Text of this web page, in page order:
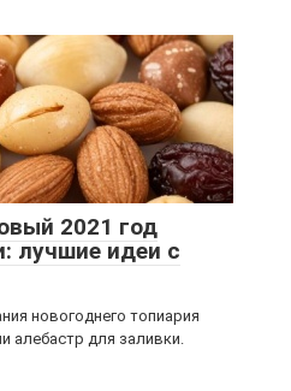
2021 год
лучшие идеи с
новогоднего топиария
алебастр для заливки.